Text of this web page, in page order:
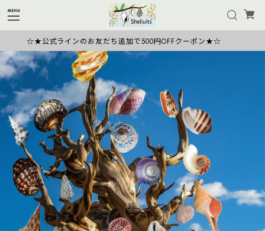
ンのお友だち追加で500円OFFクーポン★☆